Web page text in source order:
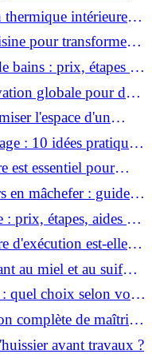
éviter?
thermique intérieure
énergie ?
pour transformer
bains : prix, étapes et
globale pour des
l'espace d'un
: 10 idées pratiques
est essentiel pour
en mâchefer : guide
prix, étapes, aides et
d'exécution est-elle
?
au miel et au suif
quel choix selon votre
complète de maîtrise
avant travaux ?